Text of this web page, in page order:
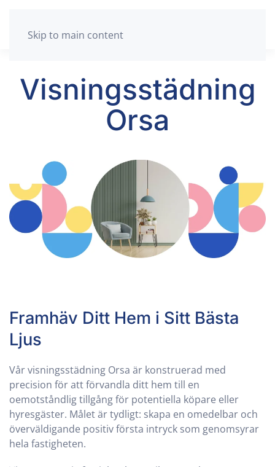
Skip to main content
Visningsstädning
Orsa
Framhäv Ditt Hem i Sitt Bästa
Ljus
Vår visningsstädning Orsa är konstruerad med
precision för att förvandla ditt hem till en
oemotståndlig tillgång för potentiella köpare eller
hyresgäster. Målet är tydligt: skapa en omedelbar och
överväldigande positiv första intryck som genomsyrar
hela fastigheten.